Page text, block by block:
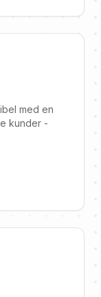
med en
kunder -